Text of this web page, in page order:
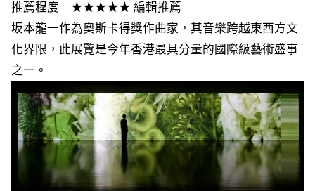
推薦程度｜★★★★★ 編輯推薦
坂本龍一作為奧斯卡得獎作曲家，其音樂跨越東西方文
化界限，此展覽是今年香港最具分量的國際級藝術盛事
之一。